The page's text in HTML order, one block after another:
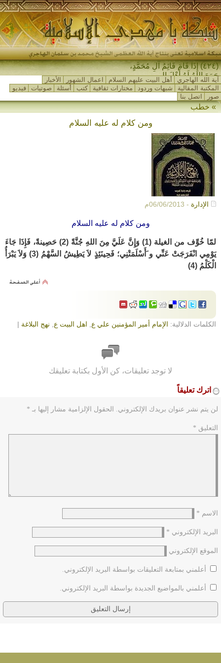
(٤٢٤) إِذَا قَامَ قَائِمُ آلِ مُحَمَّدٍ،
جَمَعَ اللهُ لَهُ أَهْلَ المَ-
آية الله الهاجري أهل البيت عليهم السلام اعمال الشهور
الأخبار
المكتبة المقالية
شبهات وردود مختارات ثقافية كتب أسئلة صوتيات
فيديو
صور
اتصل بنا
» خطب
ومن كلام له عليه السلام
الإدارة - 06/06/2013م
ومن كلام له عليه السلام
لمّا خُوِّف من الغيلة (1) وَإِنَّ عَلَيَّ مِنَ اللهِ جُنَّةً (2) حَصِينةً، فَإِذَا جَاءَ
يَوْمِي انْفَرَجَتْ عَنِّي و َأَسْلَمَتْنِي؛ فَحِينَئِذٍ لاَ يَطِيشُ السَّهْمُ (3) وَلاَ يَبْرَأُ
الْكَلْمُ (4)
الكلمات الدلالية: الإمام أمير المؤمنين علي ع اهل البيت ع نهج البلاغة |
لا توجد تعليقات، كن الأول بكتابة تعليقك
اترك تعليقاً
لن يتم نشر عنوان بريدك الإلكتروني. الحقول الإلزامية مشار إليها بـ *
التعليق *
الاسم *
البريد الإلكتروني *
الموقع الإلكتروني
أعلمني بمتابعة التعليقات بواسطة البريد الإلكتروني.
أعلمني بالمواضيع الجديدة بواسطة البريد الإلكتروني.